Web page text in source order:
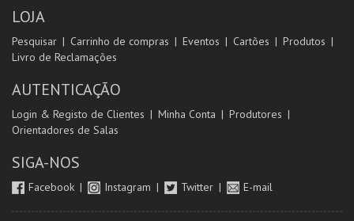
LOJA
Pesquisar Carrinho de compras Eventos Cartões
Produtos
Livro de Reclamações
AUTENTICAÇÃO
Login & Registo de Clientes Minha Conta
Produtores
Orientadores de Salas
SIGA-NOS
Facebook Instagram Twitter E-mail